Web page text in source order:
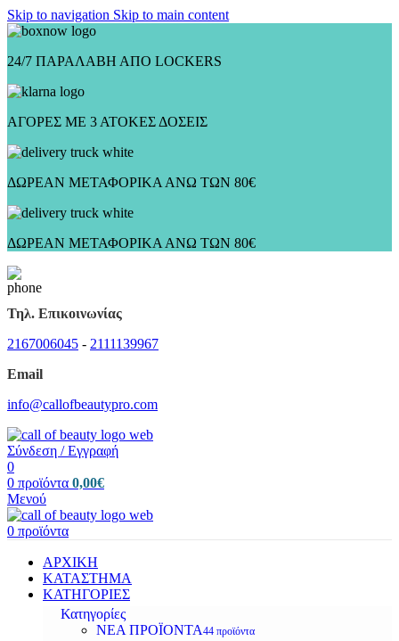
Skip to navigation Skip to main content
24/7 ΠΑΡΑΛΑΒΗ ΑΠΟ LOCKERS
ΑΓΟΡΕΣ ΜΕ 3 ΑΤΟΚΕΣ ΔΟΣΕΙΣ
ΔΩΡΕΑΝ ΜΕΤΑΦΟΡΙΚΑ ΑΝΩ ΤΩΝ 80€
ΔΩΡΕΑΝ ΜΕΤΑΦΟΡΙΚΑ ΑΝΩ ΤΩΝ 80€
Τηλ. Επικοινωνίας
2167006045 - 2111139967
Email
info@callofbeautypro.com
Σύνδεση / Εγγραφή
0
0 προϊόντα 0,00€
Μενού
0 προϊόντα
ΑΡΧΙΚΗ
ΚΑΤΑΣΤΗΜΑ
ΚΑΤΗΓΟΡΙΕΣ
Κατηγορίες
ΝΕΑ ΠΡΟΪΟΝΤΑ44 προϊόντα